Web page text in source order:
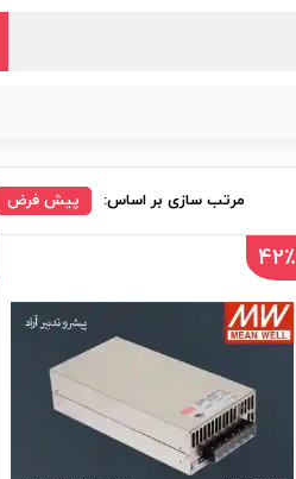
مرتب سازی بر اساس: پیش فرض
42٪